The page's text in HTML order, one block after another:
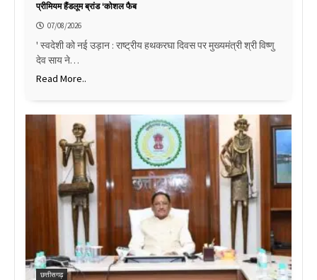
प्रीमियम हैंडलूम ब्रांड ‘कोशल फैब
07/08/2026
' स्वदेशी को नई उड़ान : राष्ट्रीय हथकरघा दिवस पर मुख्यमंत्री श्री विष्णु
देव साय ने…
Read More..
छत्तीसगढ़